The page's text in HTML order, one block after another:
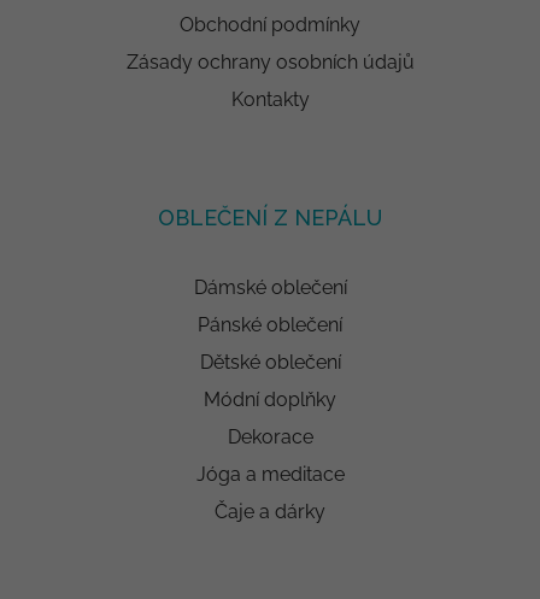
Obchodní podmínky
Zásady ochrany osobních údajů
Kontakty
OBLEČENÍ Z NEPÁLU
Dámské oblečení
Pánské oblečení
Dětské oblečení
Módní doplňky
Dekorace
Jóga a meditace
Čaje a dárky